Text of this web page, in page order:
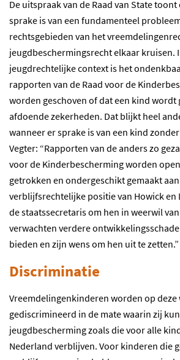
De uitspraak van de Raad van State
sprake is van een fundamenteel
rechtsgebieden van het
jeugdbeschermingsrecht elkaar kruisen.
jeugdrechtelijke context is het
rapporten van de Raad voor de
worden geschoven of dat een kind wordt
afdoende zekerheden. Dat blijkt heel
wanneer er sprake is van een kind
Vegter: “Rapporten van de anders zo
voor de Kinderbescherming worden
getrokken en ondergeschikt gemaakt
verblijfsrechtelijke positie van Howick en
de staatssecretaris om hen in weerwil
verwachten verdere
bieden en zijn wens om hen uit te zetten.”
Discriminatie
Vreemdelingenkinderen worden op deze
gediscrimineerd in de mate waarin zij
jeugdbescherming zoals die voor alle
Nederland verblijven. Voor kinderen die